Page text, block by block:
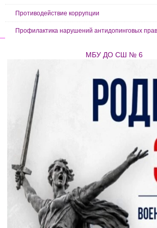
Противодействие коррупции
Профилактика нарушений антидопинговых
МБУ ДО СШ № 6